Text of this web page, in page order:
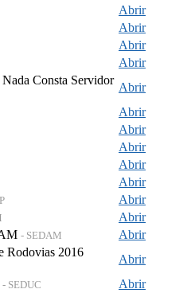
Abrir
Abrir
Abrir
Abrir
Consta Servidor
Abrir
Abrir
Abrir
Abrir
Abrir
Abrir
Abrir
Abrir
- SEDAM
Abrir
Rodovias 2016
Abrir
- SEDUC
Abrir